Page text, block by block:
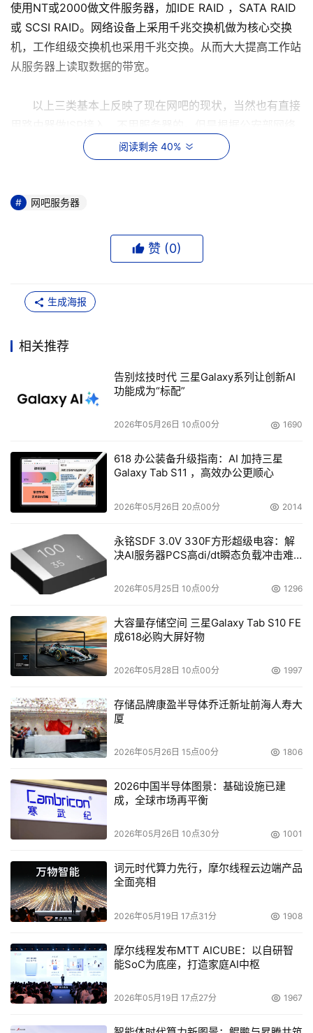
使用NT或2000做文件服务器，加IDE RAID ，SATA RAID
或 SCSI RAID。网络设备上采用千兆交换机做为核心交换
机，工作组级交换机也采用千兆交换。从而大大提高工作站
从服务器上读取数据的带宽。
以上三类基本上反映了现在网吧的现状，当然也有直接
监察科对网络信息安全管理的规范，日志记录是必要的。所
以还是用一台服务器做日志记录比较好，毕竟日志记录是每
下面我们试从这三种网络硬件结构来分析一下网吧服务
如此激烈网吧行业中，如何降低成本是业主考虑的首要问
题。但是网络安全问题着实令人担忧。稍有不注意就会使整
形象。服务器在这样的网络构造中起的作用并不大。甚至选
第二种在安全问题上有了明显改善。网络速度也有明显
PUBWIN管理软件，对工作站的管理相对轻松不少。但是服
务器的安全则不是PUBWIN能轻易保护得了的。
第三种给人第一印象就是设备完善，服务器安全和网
一套完善的解决方案摆在你的面前，减小网络故障的几率同
时也是赢得更大利润的保障。否则，失去的就不仅仅是一两
天的生意了。
网吧的游戏服务器种类繁多，有品牌的，也有自己DIY
的产品。不管怎么样，用户要根据自己网吧的需求和预算来
进行选择，避免过度浪费和节俭。总而言之，游戏服务器是
网吧运营中不可或缺的重要组成部分之一。
阅读剩余 40%
本文来源于DOIT传媒，文章内容仅供参考，不构成投资建议。
网吧服务器
赞 (0)
生成海报
相关推荐
告别炫技时代 三星Galaxy系列让创新AI
功能成为“标配”
2026年05月26日 10点00分 1690
618 办公装备升级指南：AI 加持三星
Galaxy Tab S11 ，高效办公更顺心
2026年05月26日 20点00分 2014
永铭SDF 3.0V 330F方形超级电容：解
决AI服务器PCS高di/dt瞬态负载冲击难
2026年05月25日 10点00分 1296
大容量存储空间 三星Galaxy Tab S10 FE
成618必购大屏好物
2026年05月28日 10点00分 1997
存储品牌康盈半导体乔迁新址前海人寿大
厦
2026年05月26日 15点00分 1806
2026中国半导体图景：基础设施已建
成，全球市场再平衡
2026年05月26日 10点30分 1001
词元时代算力先行，摩尔线程云边端产品
全面亮相
2026年05月19日 17点31分 1908
摩尔线程发布MTT AICUBE：以自研智
能SoC为底座，打造家庭AI中枢
2026年05月19日 17点27分 1967